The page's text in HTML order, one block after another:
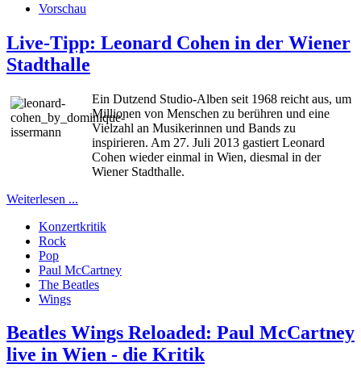
Vorschau
Live-Tipp: Leonard Cohen in der Wiener
Stadthalle
Ein Dutzend Studio-Alben seit 1968 reicht aus, um
Millionen von Menschen zu berühren und eine
Vielzahl an Musikerinnen und Bands zu
inspirieren. Am 27. Juli 2013 gastiert Leonard
Cohen wieder einmal in Wien, diesmal in der
Wiener Stadthalle.
Weiterlesen ...
Konzertkritik
Rock
Pop
Paul McCartney
The Beatles
Wings
Beatles Wings Reloaded: Paul McCartney
live in Wien - die Kritik